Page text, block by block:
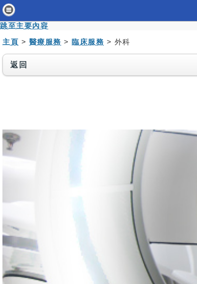
跳至主要內容
主頁
醫療服務
醫護專業人員
聯絡我們
主頁 > 醫療服務 > 臨床服務 > 外科
返回